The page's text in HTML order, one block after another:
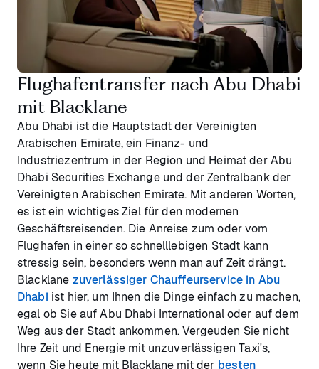
Flughafentransfer nach Abu Dhabi
mit Blacklane
Abu Dhabi ist die Hauptstadt der Vereinigten
Arabischen Emirate, ein Finanz- und
Industriezentrum in der Region und Heimat der Abu
Dhabi Securities Exchange und der Zentralbank der
Vereinigten Arabischen Emirate. Mit anderen Worten,
es ist ein wichtiges Ziel für den modernen
Geschäftsreisenden. Die Anreise zum oder vom
Flughafen in einer so schnelllebigen Stadt kann
stressig sein, besonders wenn man auf Zeit drängt.
Blacklane zuverlässiger Chauffeurservice in Abu
Dhabi ist hier, um Ihnen die Dinge einfach zu machen,
egal ob Sie auf Abu Dhabi International oder auf dem
Weg aus der Stadt ankommen. Vergeuden Sie nicht
Ihre Zeit und Energie mit unzuverlässigen Taxi's,
wenn Sie heute mit Blacklane mit der besten